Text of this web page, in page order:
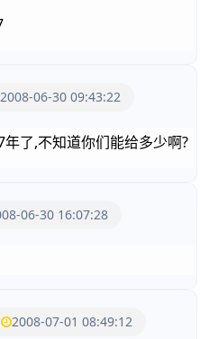
2008-06-30 09:43:22
了,不知道你们能给多少啊?
06-30 16:07:28
2008-07-01 08:49:12